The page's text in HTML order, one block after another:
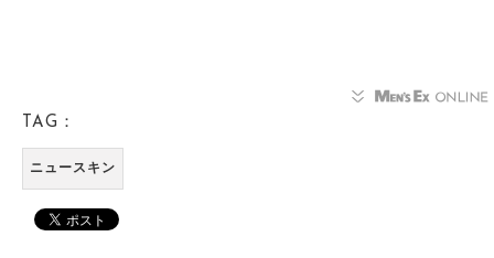
TAG：
ニュースキン